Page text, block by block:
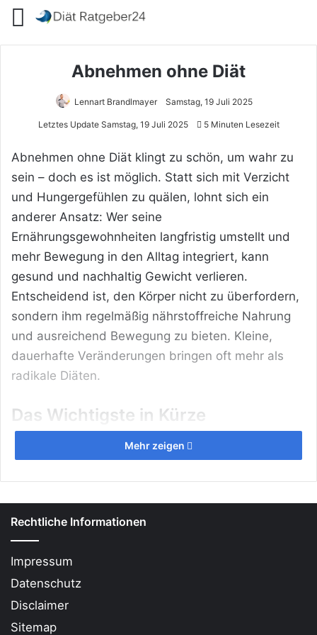
Menü
Abnehmen ohne Diät
Lennart Brandlmayer Samstag, 19 Juli 2025
Letztes Update Samstag, 19 Juli 2025 5 Minuten Lesezeit
Abnehmen ohne Diät klingt zu schön, um wahr zu
sein – doch es ist möglich. Statt sich mit Verzicht
und Hungergefühlen zu quälen, lohnt sich ein
anderer Ansatz: Wer seine
Ernährungsgewohnheiten langfristig umstellt und
mehr Bewegung in den Alltag integriert, kann
gesund und nachhaltig Gewicht verlieren.
Entscheidend ist, den Körper nicht zu überfordern,
sondern ihm regelmäßig nährstoffreiche Nahrung
und ausreichend Bewegung zu bieten. Kleine,
dauerhafte Veränderungen bringen oft mehr als
radikale Diäten.
Das Wichtigste in Kürze
Dauerhafte Umstellung statt Diät: Nachhaltiger
Gewichtsverlust gelingt durch gesunde
Lebensgewohnheiten.
Ausgewogene Ernährung: Viel Gemüse, Obst,
Vollkorn und gesunde Fette fördern Sättigung
Regelmäßige Bewegung: Sport und
Alltagsaktivitäten kurbeln den Stoffwechsel an.
Vermeide Hungern: Der Körper braucht
Mehr zeigen
Rechtliche Informationen
Impressum
Datenschutz
Disclaimer
Sitemap